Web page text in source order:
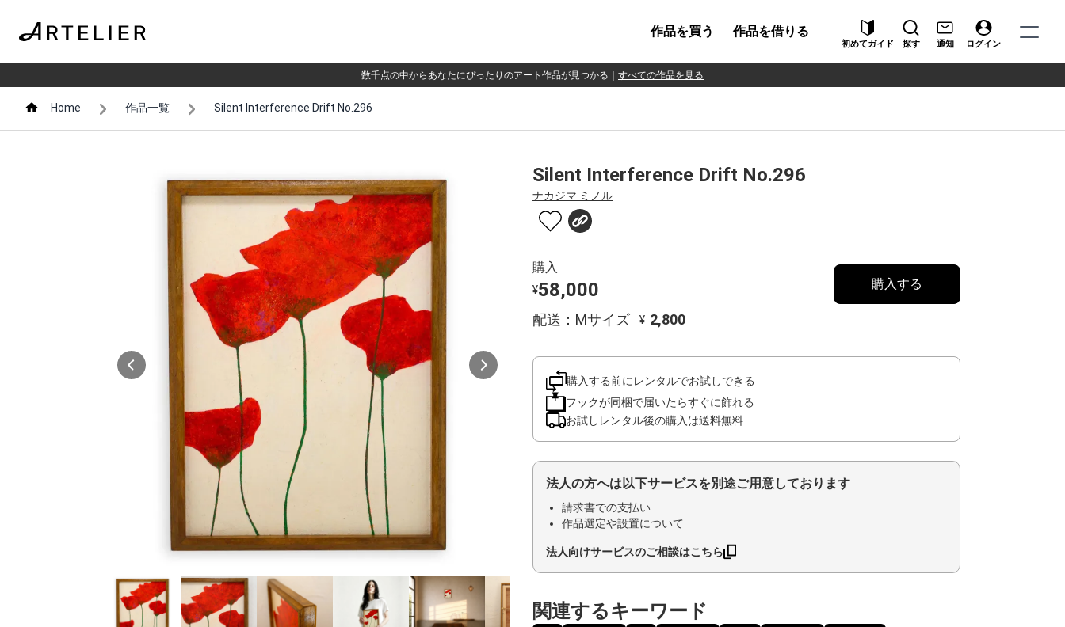
作品を買う 作品を借りる
初めてガイド 探す 通知 ログイン
数千点の中からあなたにぴったりのアート作品が見つかる すべての作品を見る
Home 作品一覧 Silent Interference Drift No.296
Silent Interference Drift No.296
ナカジマ ミノル
購入
¥58,000
配送：Mサイズ ¥ 2,800
購入する
購入する前にレンタルでお試しできる
フックが同梱で届いたらすぐに飾れる
お試しレンタル後の購入は送料無料
法人の方へは以下サービスを別途ご用意しております
請求書での支払い
作品選定や設置について
法人向けサービスのご相談はこちら
関連するキーワード